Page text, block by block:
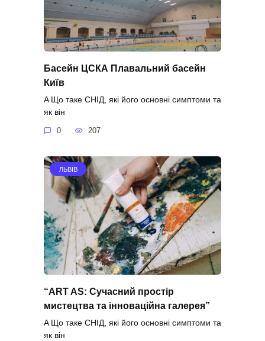
Басейн ЦСКА Плавальний басейн
Київ
A Що таке СНІД, які його основні симптоми та
як він
0 207
ЛЬВІВ
“ART AS: Сучасний простір
мистецтва та інноваційна галерея”
A Що таке СНІД, які його основні симптоми та
як він